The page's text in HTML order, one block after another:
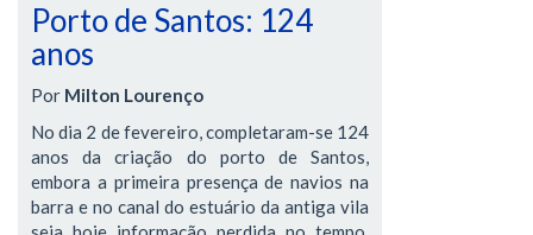
Porto de Santos: 124
anos
Por Milton Lourenço
No dia 2 de fevereiro, completaram-se 124
anos da criação do porto de Santos,
embora a primeira presença de navios na
barra e no canal do estuário da antiga vila